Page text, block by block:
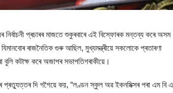
নিৰ্বাচনী প্ৰচাৰৰ মাজতে শুকুৰবাৰে এই বিস্ফোৰক মন্তব্য কৰে অসম
ৰাজনৈতিক গুৰু আছিল, মুখ্যমন্ত্ৰীয়ে সকলোকে প্ৰতাৰণা
কটাক্ষ কৰে অজাপৰ সভাপতিগৰাকীয়ে।
প্ৰত্যুত্তৰ দি গগৈয়ে কয়, “লণ্ডন স্কুল অৱ ইকনমিক্সৰ পৰা এম বি এ